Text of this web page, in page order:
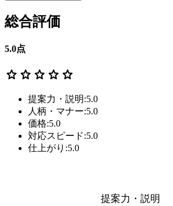
総合評価
5.0点
star star star star star
提案力・説明:5.0
人柄・マナー:5.0
価格:5.0
対応スピード:5.0
仕上がり:5.0
提案力・説明